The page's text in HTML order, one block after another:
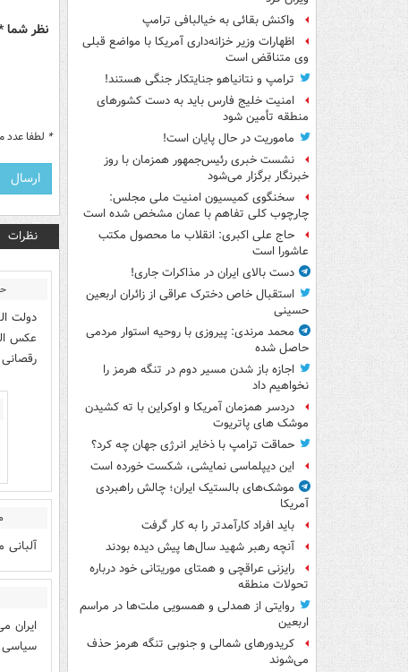
واکنش بقائی به خیالبافی ترامپ
اظهارات وزیر خزانه‌داری آمریکا با مواضع قبلی
وی متناقض است
ترامپ و نتانیاهو جنایتکار جنگی هستند!
امنیت خلیج فارس باید به دست کشورهای
منطقه تأمین شود
ماموریت در حال پایان است!
نشست خبری رئیس‌جمهور همزمان با روز
خبرنگار برگزار می‌شود
سخنگوی کمیسیون امنیت ملی مجلس:
چارچوب کلی تفاهم با عمان مشخص شده است
حاج علی اکبری: انقلاب ما محصول مکتب
عاشورا است
دست بالای ایران در مذاکرات جاری!
استقبال خاص دخترک عراقی از زائران اربعین
حسینی
محمد مرندی: پیروزی با روحیه استوار مردمی
حاصل شده
اجازه باز شدن مسیر دوم در تنگه هرمز را
نخواهیم داد
دردسر همزمان آمریکا و اوکراین با ته کشیدن
موشک های پاتریوت
حماقت ترامپ با ذخایر انرژی جهان چه کرد؟
این دیپلماسی نمایشی، شکست خورده است
موشک‌های بالستیک ایران؛ چالش راهبردی
آمریکا
باید افراد کارآمدتر را به کار گرفت
آنچه رهبر شهید سال‌ها پیش دیده بودند
رایزنی عراقچی و همتای موریتانی خود درباره
تحولات منطقه
روایتی از همدلی و همسویی ملت‌ها در مراسم
اربعین
کریدورهای شمالی و جنوبی تنگه هرمز حذف
می‌شوند
نظر شما
* لطفا عدد
نظرات
دولت
عکس
ایران
سیاسی